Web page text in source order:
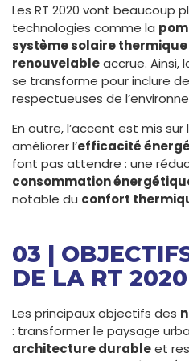
Les RT 2020 vont beaucoup
technologies comme la
système solaire thermique
renouvelableaccrue. Ainsi,
se transforme pour inclure
respectueuses de
En outre, l’accent est mis sur
améliorer l’efficacité
font pas attendre : une
consommation
notable du confort
03 |
DE LA RT 2020
Les principaux objectifs des
: transformer le paysage
architecture durableet